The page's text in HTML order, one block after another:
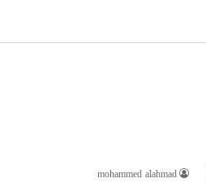
mohammed alahmad